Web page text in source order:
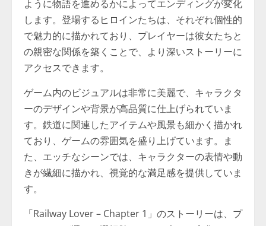
ように物語を進めるかによってエンディングが変化
します。登場するヒロインたちは、それぞれ個性的
で魅力的に描かれており、プレイヤーは彼女たちと
の親密な関係を築くことで、より深いストーリーに
アクセスできます。
ゲーム内のビジュアルは非常に美麗で、キャラクタ
ーのデザインや背景が高品質に仕上げられていま
す。鉄道に関連したアイテムや風景も細かく描かれ
ており、ゲームの雰囲気を盛り上げています。ま
た、エッチなシーンでは、キャラクターの表情や動
きが繊細に描かれ、視覚的な満足感を提供していま
す。
「Railway Lover – Chapter 1」のストーリーは、プ